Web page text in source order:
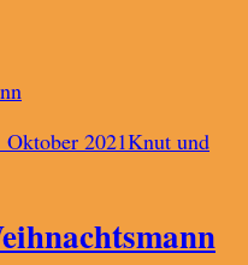
Oktober 2021Knut und